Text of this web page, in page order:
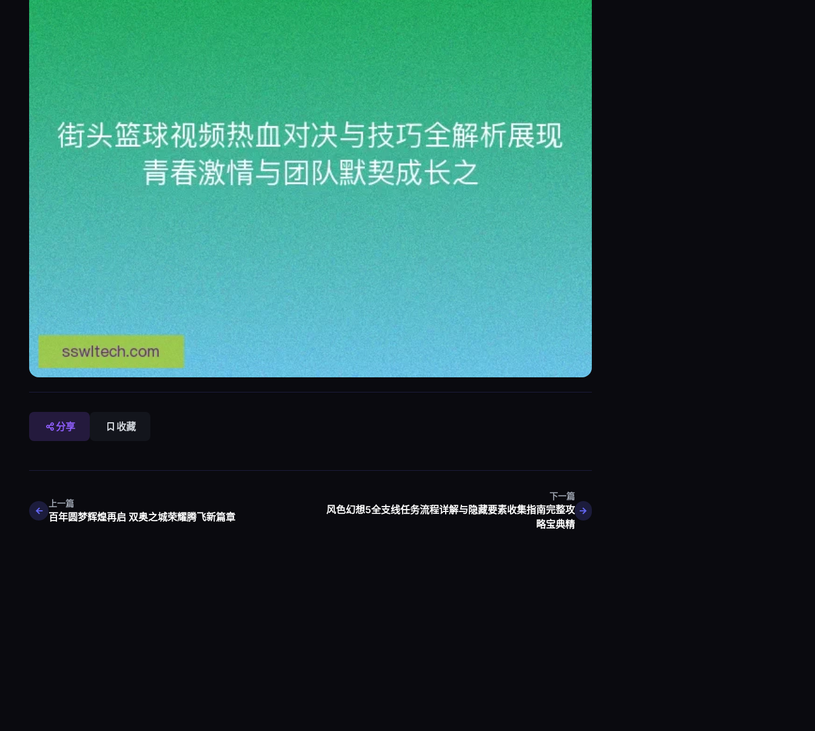
分享 收藏
上一篇
百年圆梦辉煌再启 双奥之城荣耀腾飞新篇章
下一篇
风色幻想5全支线任务流程详解与隐藏要素收集指南完整攻
略宝典精